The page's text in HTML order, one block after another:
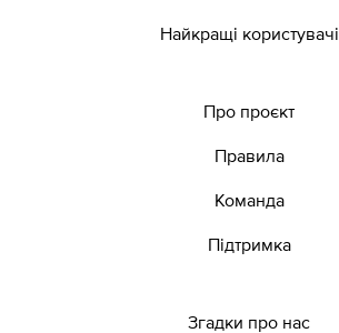
Найкращі користувачі
Про проєкт
Правила
Команда
Підтримка
Згадки про нас